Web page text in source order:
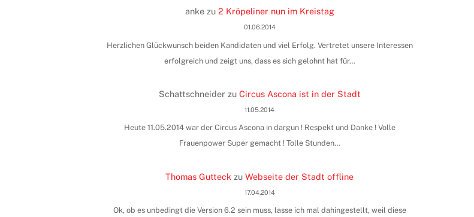
ankezu 2 Kröpeliner nun im Kreistag
01.06.2014
Herzlichen Glückwunsch beiden Kandidaten und viel Erfolg. Vertretet unsere Interessen
erfolgreich und zeigt uns, dass es sich gelohnt hat für…
Schattschneider zu Circus Ascona ist in der Stadt
11.05.2014
Heute 11.05.2014 war der Circus Ascona in dargun ! Respekt und Danke ! Volle
Frauenpower Super gemacht ! Tolle Stunden…
Thomas Gutteck zuWebseite der Stadt offline
17.04.2014
Ok, ob es unbedingt die Version 6.2 sein muss, lasse ich mal dahingestellt, weil diese